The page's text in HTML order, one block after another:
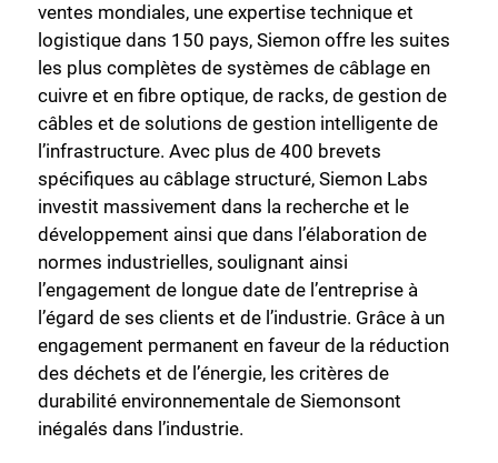
ventes mondiales, une expertise technique et
logistique dans 150 pays, Siemon offre les suites
les plus complètes de systèmes de câblage en
cuivre et en fibre optique, de racks, de gestion de
câbles et de solutions de gestion intelligente de
l’infrastructure. Avec plus de 400 brevets
spécifiques au câblage structuré, Siemon Labs
investit massivement dans la recherche et le
développement ainsi que dans l’élaboration de
normes industrielles, soulignant ainsi
l’engagement de longue date de l’entreprise à
l’égard de ses clients et de l’industrie. Grâce à un
engagement permanent en faveur de la réduction
des déchets et de l’énergie, les critères de
durabilité environnementale de Siemonsont
inégalés dans l’industrie.